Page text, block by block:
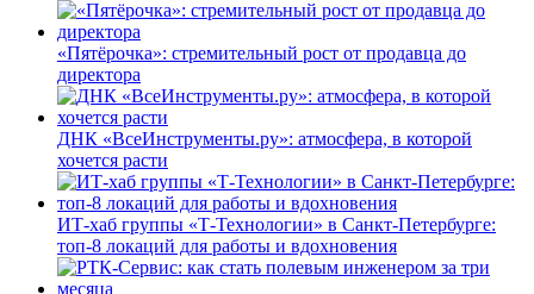
«Пятёрочка»: стремительный рост от продавца до
директора
ДНК «ВсеИнструменты.ру»: атмосфера, в которой
хочется расти
ИТ-хаб группы «Т-Технологии» в Санкт-Петербурге:
топ-8 локаций для работы и вдохновения